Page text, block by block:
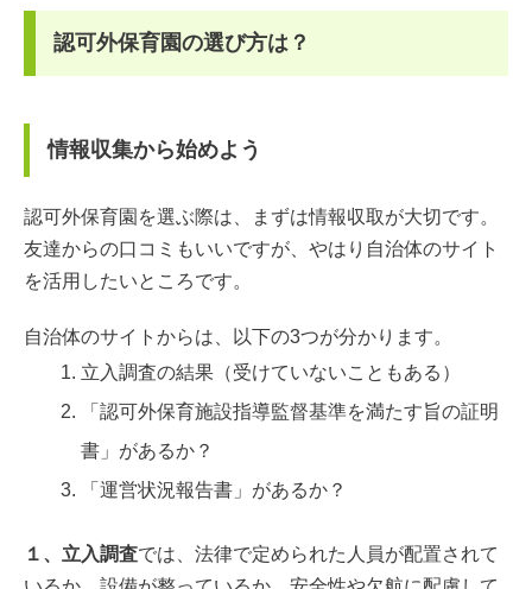
認可外保育園の選び方は？
情報収集から始めよう
認可外保育園を選ぶ際は、まずは情報収取が大切です。
友達からの口コミもいいですが、やはり自治体のサイト
を活用したいところです。
自治体のサイトからは、以下の3つが分かります。
立入調査の結果（受けていないこともある）
「認可外保育施設指導監督基準を満たす旨の証明
書」があるか？
「運営状況報告書」があるか？
１、立入調査では、法律で定められた人員が配置されて